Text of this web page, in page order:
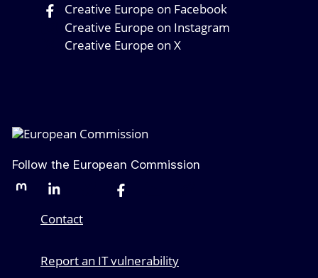
Creative Europe on Facebook
Creative Europe on Instagram
Creative Europe on X
Follow the European Commission
MastodonLinkedInBlueskyFacebook
Contact
Report an IT vulnerability